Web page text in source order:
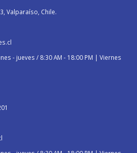
Valparaíso, Chile.
- jueves / 8:30 AM - 18:00 PM | Viernes